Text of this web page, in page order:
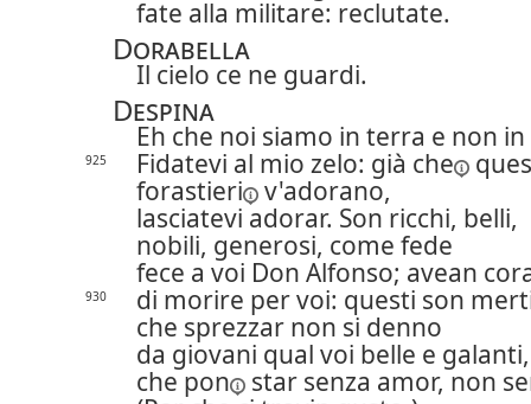
fate alla militare: reclutate.
Dorabella
Il cielo ce ne guardi.
Despina
Eh che noi siamo in terra e non
925 Fidatevi al mio zelo: già che
forastieri
v'adorano,
lasciatevi adorar. Son ricchi, belli,
nobili, generosi, come fede
fece a voi Don Alfonso; avean
930
di morire per voi: questi son
che sprezzar non si denno
da giovani qual voi belle e galanti,
che pon
star senza amor, non